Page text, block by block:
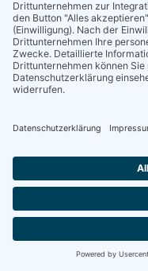
Seit 1991 betreibt die
gelegenen Kläden den
einen Partyservice.
nach einem neuen
langen, anstrengenden
Dosenprodukten, die
Suppen, aber auch
enthalten, hat sich das
Marktposition
stolz darauf, bei großen
auch online können die